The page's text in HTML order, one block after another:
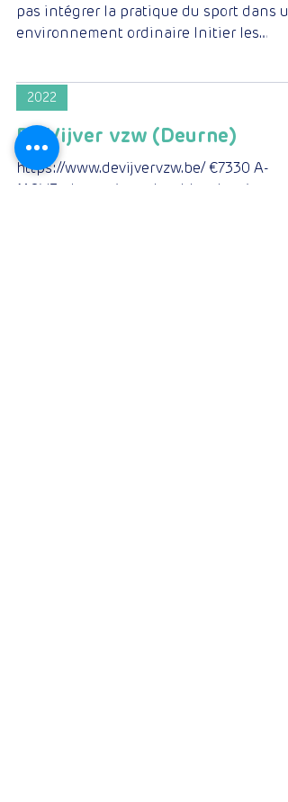
pas intégrer la pratique du sport dans
environnement ordinaire Initier les
2022
De Vijver vzw (Deurne)
https://www.devijvervzw.be/ €7330 A-
MOVE: des actions durables de mise en